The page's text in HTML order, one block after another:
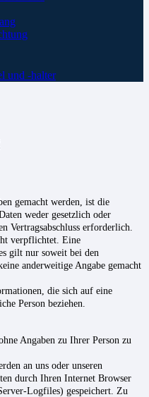
und -halter
gemacht werden, ist die
weder gesetzlich oder
Vertragsabschluss erforderlich.
verpflichtet. Eine
gilt nur soweit bei den
anderweitige Angabe gemacht
die sich auf eine
Person beziehen.
Angaben zu Ihrer Person zu
an uns oder unseren
durch Ihren Internet Browser
Logfiles) gespeichert. Zu